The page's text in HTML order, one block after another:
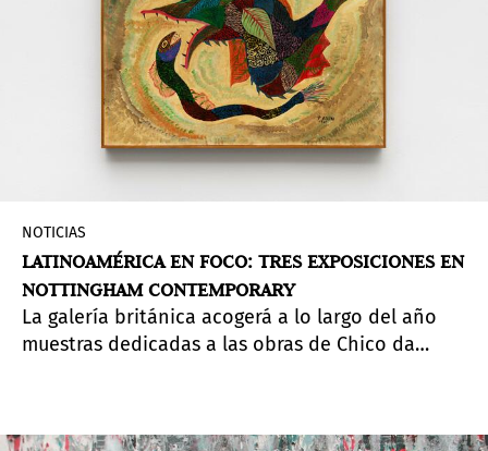
NOTICIAS
LATINOAMÉRICA EN FOCO: TRES EXPOSICIONES EN
NOTTINGHAM CONTEMPORARY
La galería británica acogerá a lo largo del año
muestras dedicadas a las obras de Chico da